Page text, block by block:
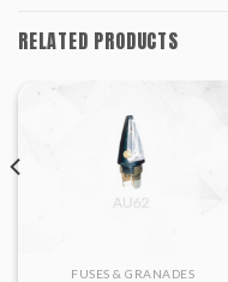
RELATED PRODUCTS
FUSES & GRANADES